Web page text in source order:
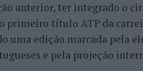
anterior, ter integrado o
primeiro título ATP da
uma edição marcada pela
e pela projeção